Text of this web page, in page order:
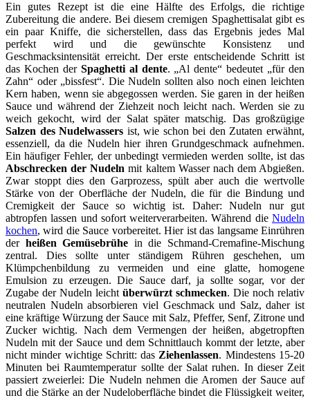
Ein gutes Rezept ist die eine Hälfte des Erfolgs, die richtige
Zubereitung die andere. Bei diesem cremigen Spaghettisalat gibt es
ein paar Kniffe, die sicherstellen, dass das Ergebnis jedes Mal
perfekt wird und die gewünschte Konsistenz und
Geschmacksintensität erreicht. Der erste entscheidende Schritt ist
das Kochen der Spaghetti al dente. „Al dente“ bedeutet „für den
Zahn“ oder „bissfest“. Die Nudeln sollten also noch einen leichten
Kern haben, wenn sie abgegossen werden. Sie garen in der heißen
Sauce und während der Ziehzeit noch leicht nach. Werden sie zu
weich gekocht, wird der Salat später matschig. Das großzügige
Salzen des Nudelwassers ist, wie schon bei den Zutaten erwähnt,
essenziell, da die Nudeln hier ihren Grundgeschmack aufnehmen.
Ein häufiger Fehler, der unbedingt vermieden werden sollte, ist das
Abschrecken der Nudeln mit kaltem Wasser nach dem Abgießen.
Zwar stoppt dies den Garprozess, spült aber auch die wertvolle
Stärke von der Oberfläche der Nudeln, die für die Bindung und
Cremigkeit der Sauce so wichtig ist. Daher: Nudeln nur gut
abtropfen lassen und sofort weiterverarbeiten. Während die Nudeln
kochen, wird die Sauce vorbereitet. Hier ist das langsame Einrühren
der heißen Gemüsebrühe in die Schmand-Cremafine-Mischung
zentral. Dies sollte unter ständigem Rühren geschehen, um
Klümpchenbildung zu vermeiden und eine glatte, homogene
Emulsion zu erzeugen. Die Sauce darf, ja sollte sogar, vor der
Zugabe der Nudeln leicht überwürzt schmecken. Die noch relativ
neutralen Nudeln absorbieren viel Geschmack und Salz, daher ist
eine kräftige Würzung der Sauce mit Salz, Pfeffer, Senf, Zitrone und
Zucker wichtig. Nach dem Vermengen der heißen, abgetropften
Nudeln mit der Sauce und dem Schnittlauch kommt der letzte, aber
nicht minder wichtige Schritt: das Ziehenlassen. Mindestens 15-20
Minuten bei Raumtemperatur sollte der Salat ruhen. In dieser Zeit
passiert zweierlei: Die Nudeln nehmen die Aromen der Sauce auf
und die Stärke an der Nudeloberfläche bindet die Flüssigkeit weiter,